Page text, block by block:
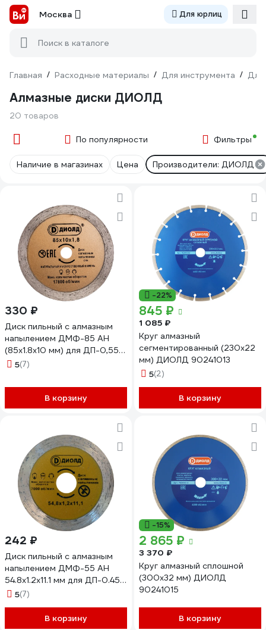
Москва Для юрлиц
Поиск в каталоге
Главная / Расходные материалы / Для инструмента / Для
Алмазные диски ДИОЛД
20 товаров
По популярности Фильтры
Наличие в магазинах Цена Производители: ДИОЛД
330 ₽
Диск пильный с алмазным
напылением ДМФ-85 АН
(85х1.8х10 мм) для ДП-0,55
ДИОЛД 90063003
5(7)
В корзину
-22%
845 ₽
1 085 ₽
Круг алмазный
сегментированный (230x22
мм) ДИОЛД 90241013
5(2)
В корзину
242 ₽
Диск пильный с алмазным
напылением ДМФ-55 АН
54.8х1.2х11.1 мм для ДП-0.45
МФ ДИОЛД 90063006
5(7)
В корзину
-15%
2 865 ₽
3 370 ₽
Круг алмазный сплошной
(300x32 мм) ДИОЛД
90241015
В корзину